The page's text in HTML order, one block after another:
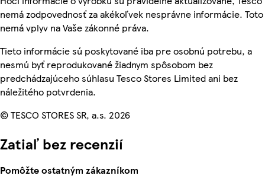
nemá zodpovednosť za akékoľvek nesprávne informácie. Toto
nemá vplyv na Vaše zákonné práva.
Tieto informácie sú poskytované iba pre osobnú potrebu, a
nesmú byť reprodukované žiadnym spôsobom bez
predchádzajúceho súhlasu Tesco Stores Limited ani bez
náležitého potvrdenia.
© TESCO STORES SR, a.s. 2026
Zatiaľ bez recenzií
Pomôžte ostatným zákazníkom